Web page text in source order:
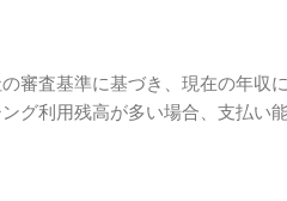
審査基準に基づき、現在の年収
グ利用残高が多い場合、支払い